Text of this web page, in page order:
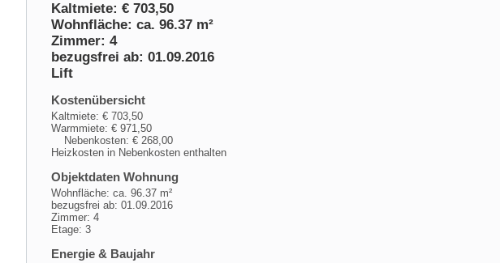
Kaltmiete: € 703,50
Wohnfläche: ca. 96.37 m²
Zimmer: 4
bezugsfrei ab: 01.09.2016
Lift
Kostenübersicht
Kaltmiete: € 703,50
Warmmiete: € 971,50
Nebenkosten: € 268,00
Heizkosten in Nebenkosten enthalten
Objektdaten Wohnung
Wohnfläche: ca. 96.37 m²
bezugsfrei ab: 01.09.2016
Zimmer: 4
Etage: 3
Energie & Baujahr